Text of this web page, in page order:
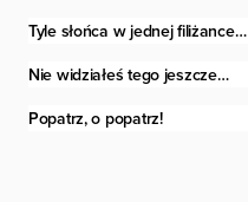
Tyle słońca w jednej filiżance…
Nie widziałeś tego jeszcze…
Popatrz, o popatrz!